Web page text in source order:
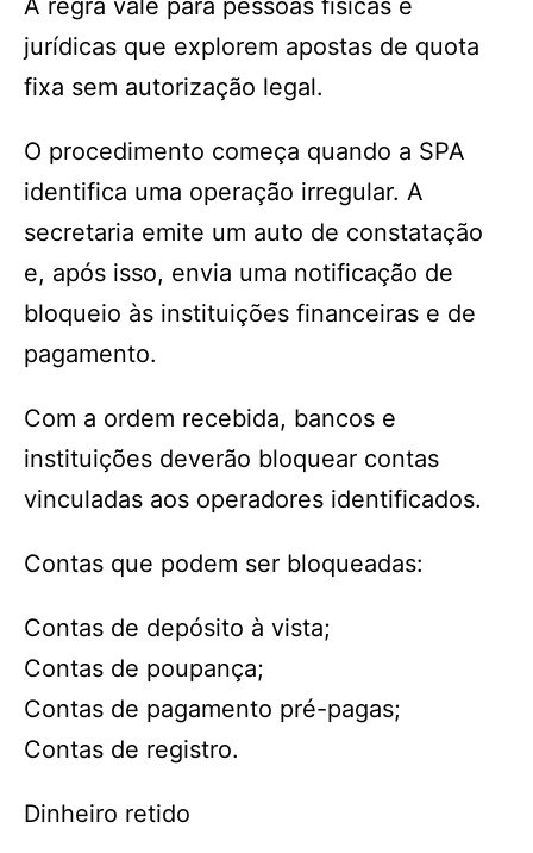
A regra vale para pessoas físicas e
jurídicas que explorem apostas de quota
fixa sem autorização legal.
O procedimento começa quando a SPA
identifica uma operação irregular. A
secretaria emite um auto de constatação
e, após isso, envia uma notificação de
bloqueio às instituições financeiras e de
pagamento.
Com a ordem recebida, bancos e
instituições deverão bloquear contas
vinculadas aos operadores identificados.
Contas que podem ser bloqueadas:
Contas de depósito à vista;
Contas de poupança;
Contas de pagamento pré-pagas;
Contas de registro.
Dinheiro retido